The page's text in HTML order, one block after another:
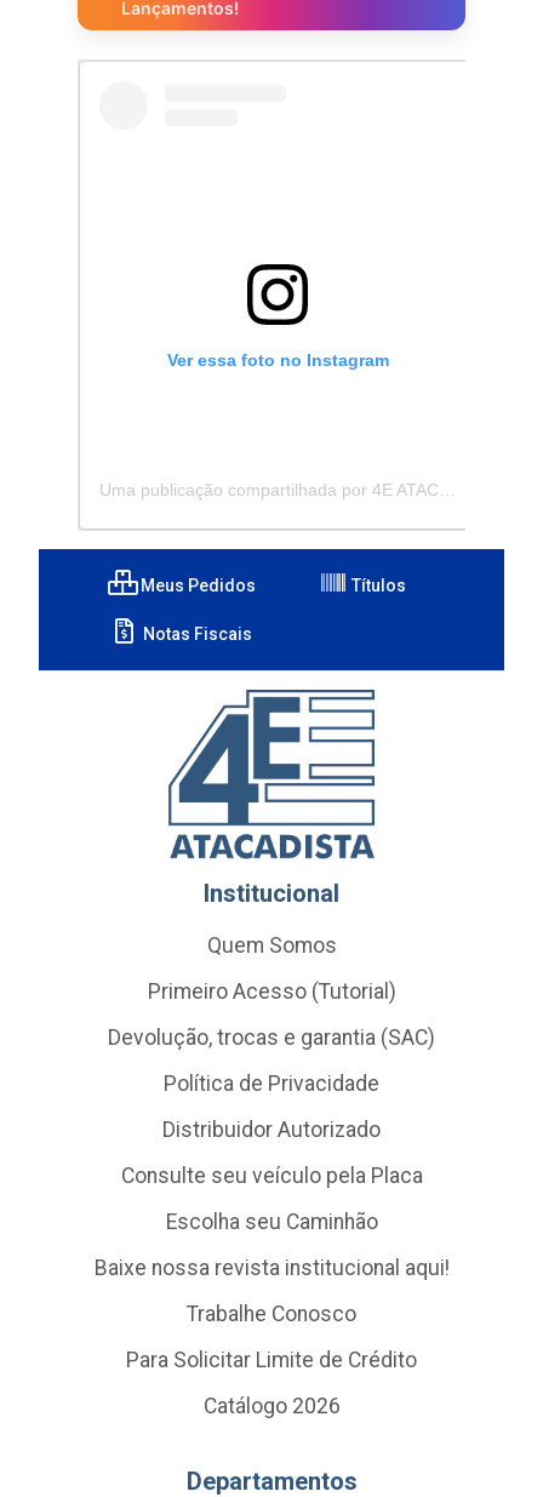
Lançamentos!
Ver essa foto no Instagram
Meus Pedidos Títulos
Notas Fiscais
Institucional
Quem Somos
Primeiro Acesso (Tutorial)
Devolução, trocas e garantia (SAC)
Política de Privacidade
Distribuidor Autorizado
Consulte seu veículo pela Placa
Escolha seu Caminhão
Baixe nossa revista institucional aqui!
Trabalhe Conosco
Para Solicitar Limite de Crédito
Catálogo 2026
Departamentos